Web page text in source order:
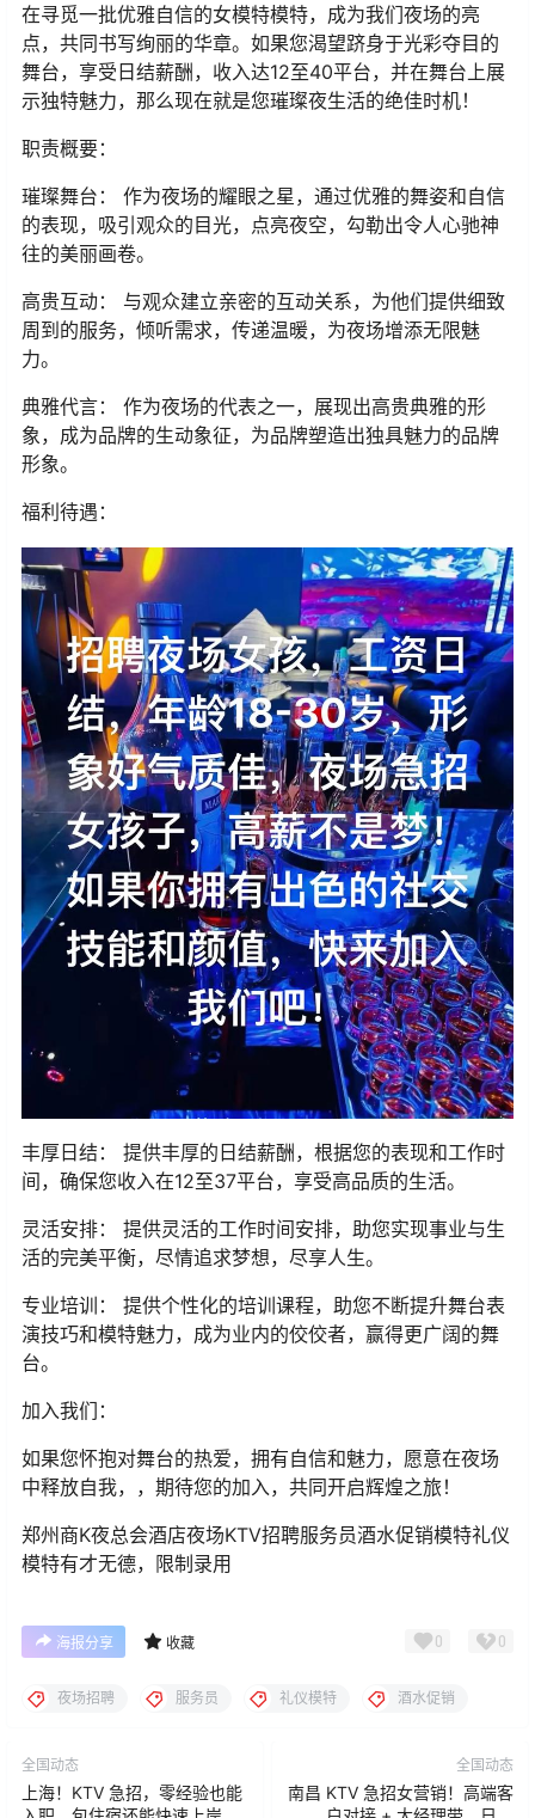
在寻觅一批优雅自信的女模特模特，成为我们夜场的亮
点，共同书写绚丽的华章。如果您渴望跻身于光彩夺目的
舞台，享受日结薪酬，收入达12至40平台，并在舞台上展
示独特魅力，那么现在就是您璀璨夜生活的绝佳时机！
职责概要：
璀璨舞台： 作为夜场的耀眼之星，通过优雅的舞姿和自信
的表现，吸引观众的目光，点亮夜空，勾勒出令人心驰神
往的美丽画卷。
高贵互动： 与观众建立亲密的互动关系，为他们提供细致
周到的服务，倾听需求，传递温暖，为夜场增添无限魅
力。
典雅代言： 作为夜场的代表之一，展现出高贵典雅的形
象，成为品牌的生动象征，为品牌塑造出独具魅力的品牌
形象。
福利待遇：
丰厚日结： 提供丰厚的日结薪酬，根据您的表现和工作时
间，确保您收入在12至37平台，享受高品质的生活。
灵活安排： 提供灵活的工作时间安排，助您实现事业与生
活的完美平衡，尽情追求梦想，尽享人生。
专业培训： 提供个性化的培训课程，助您不断提升舞台表
演技巧和模特魅力，成为业内的佼佼者，赢得更广阔的舞
台。
加入我们：
如果您怀抱对舞台的热爱，拥有自信和魅力，愿意在夜场
中释放自我，，期待您的加入，共同开启辉煌之旅！
郑州商K夜总会酒店夜场KTV招聘服务员酒水促销模特礼仪
模特有才无德，限制录用
海报分享 收藏 0 0
夜场招聘 服务员 礼仪模特 酒水促销
全国动态
上海！KTV 急招，零经验也能
全国动态
南昌 KTV 急招女营销！高端客